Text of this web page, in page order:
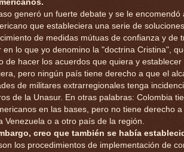
generó un fuerte debate y se le encomendó
que estableciera una serie de
de medidas mútuas de confianza y de
en lo que yo denomino la "doctrina Cristina",
de hacer los acuerdos que quiera y
pero ningún país tiene derecho a que el
de militares extrarregionales tenga
de la Unasur. En otras palabras: Colombia
en las bases, pero no tiene derecho
Venezuela o a otro país de la región.
creo que también se había
los procedimientos de implementación de